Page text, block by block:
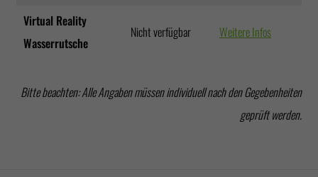
Virtual Reality
Wasserrutsche
Nicht verfügbar Weitere Infos
Bitte beachten: Alle Angaben müssen individuell nach den Gegebenheiten
geprüft werden.